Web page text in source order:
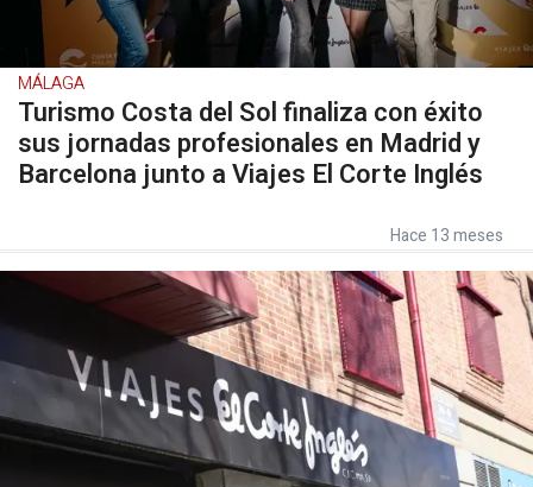
MÁLAGA
Turismo Costa del Sol finaliza con éxito
sus jornadas profesionales en Madrid y
Barcelona junto a Viajes El Corte Inglés
Hace 13 meses